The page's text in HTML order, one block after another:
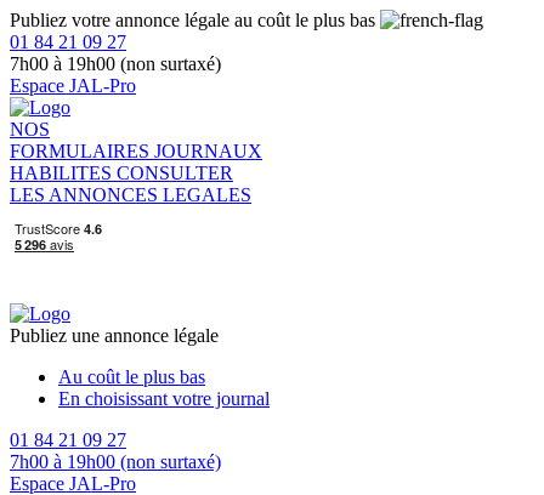
Publiez votre annonce légale au coût le plus bas
01 84 21 09 27
7h00 à 19h00 (non surtaxé)
Espace JAL-Pro
NOS
FORMULAIRES JOURNAUX
HABILITES CONSULTER
LES ANNONCES LEGALES
Publiez une annonce légale
Au coût le plus bas
En choisissant votre journal
01 84 21 09 27
7h00 à 19h00 (non surtaxé)
Espace JAL-Pro